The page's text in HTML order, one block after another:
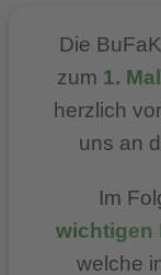
Die
zum 1.
herzlich
uns an
Im
wichtigen
welche